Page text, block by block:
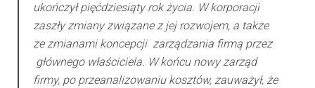
ukończył pięćdziesiąty rok życia. W korporacji
zaszły zmiany związane z jej rozwojem, a także
ze zmianami koncepcji zarządzania firmą przez
głównego właściciela. W końcu nowy zarząd
firmy, po przeanalizowaniu kosztów, zauważył, że